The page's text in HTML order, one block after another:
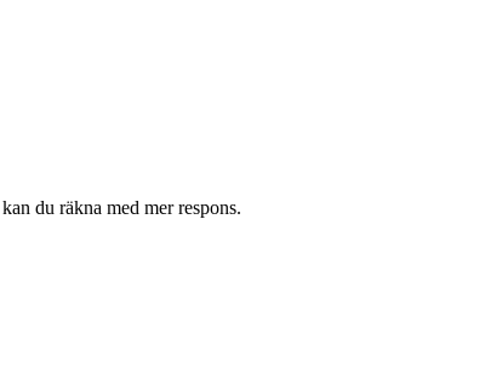
du räkna med mer respons.